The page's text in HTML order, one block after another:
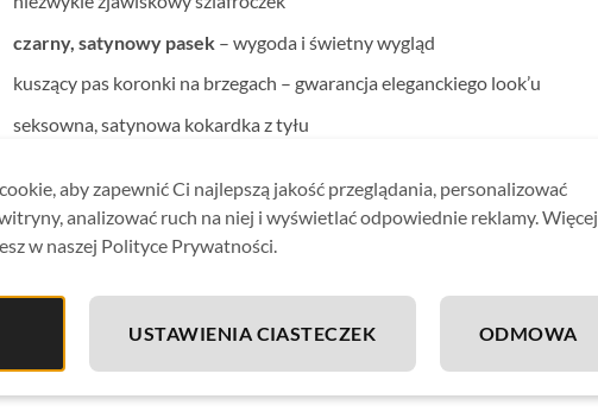
czarny, satynowy pasek– wygoda i świetny wygląd
kuszący pas koronki na brzegach – gwarancja eleganckiego look’u
seksowna, satynowa kokardka z tyłu
aby zapewnić Ci najlepszą jakość przeglądania, personalizować
analizować ruch na niej i wyświetlać odpowiednie reklamy. Więcej
w naszej Polityce Prywatności.
USTAWIENIA CIASTECZEK ODMOWA